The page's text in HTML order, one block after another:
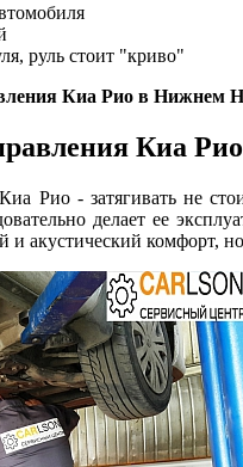
руль стоит "криво"
Киа Рио в Нижнем
Киа Рио
Рио - затягивать не
делает ее
и акустический комфорт,